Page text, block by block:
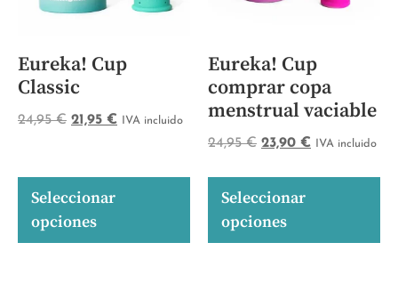
Eureka! Cup
Classic
24,95€ 21,95 € IVA incluido
Seleccionar
opciones
Eureka! Cup
comprar copa
menstrual vaciable
24,95€ 23,90 € IVA incluido
Seleccionar
opciones